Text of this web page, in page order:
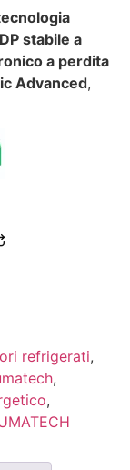
stabile a
a perdita
Advanced,
refrigerati,
,
,